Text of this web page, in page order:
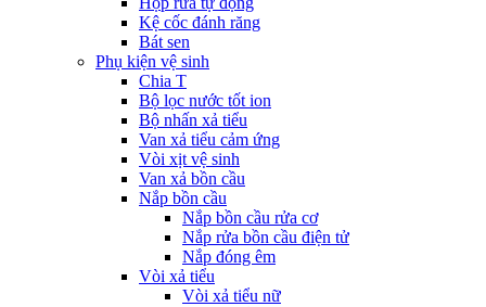
Kệ cốc đánh răng
Bát sen
Phụ kiện vệ sinh
Chia T
Bộ lọc nước tốt ion
Bộ nhấn xả tiểu
Van xả tiểu cảm ứng
Vòi xịt vệ sinh
Van xả bồn cầu
Nắp bồn cầu
Nắp bồn cầu rửa cơ
Nắp rửa bồn cầu điện tử
Nắp đóng êm
Vòi xả tiểu
Vòi xả tiểu nữ